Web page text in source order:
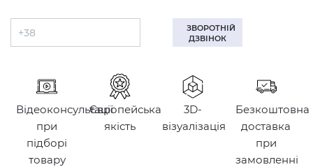
ЗВОРОТНІЙ
ДЗВІНОК
Відеоконсультації
при
підборі
товару
Європейська
якість
3D-
візуалізація
Безкоштовна
доставка
при
замовленні